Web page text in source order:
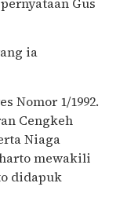
ia
Nomor 1/1992.
Cengkeh
Niaga
mewakili
didapuk